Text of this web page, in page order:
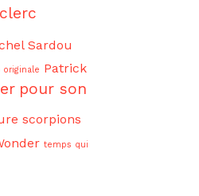
Sardou
originale Patrick
pour son
scorpions
temps qui